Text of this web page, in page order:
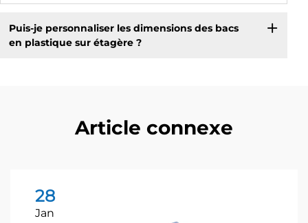
Puis-je personnaliser les dimensions des bacs
en plastique sur étagère ?
Article connexe
28
Jan